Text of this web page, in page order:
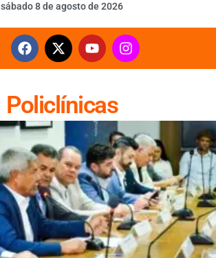
sábado 8 de agosto de 2026
Policlínicas